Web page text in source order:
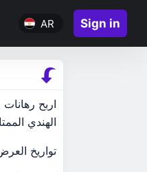
AR Sign in
اربح
الهندي
تواريخ